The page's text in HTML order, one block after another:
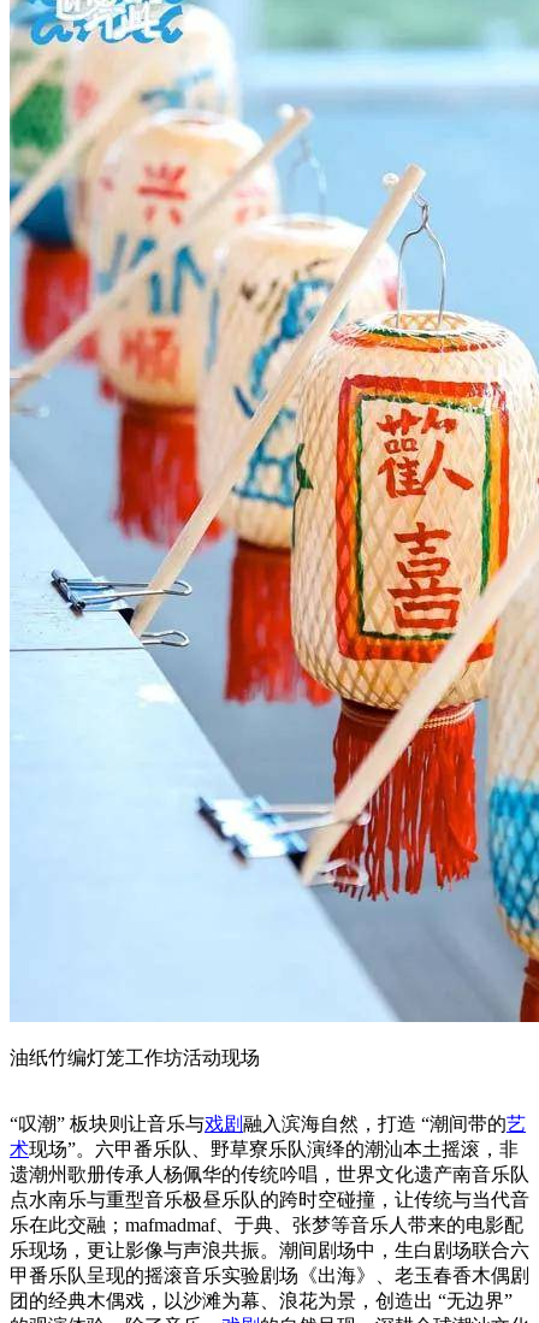
油纸竹编灯笼工作坊活动现场
“叹潮” 板块则让音乐与戏剧融入滨海自然，打造 “潮间带的艺
术现场”。六甲番乐队、野草寮乐队演绎的潮汕本土摇滚，非
遗潮州歌册传承人杨佩华的传统吟唱，世界文化遗产南音乐队
点水南乐与重型音乐极昼乐队的跨时空碰撞，让传统与当代音
乐在此交融；mafmadmaf、于典、张梦等音乐人带来的电影配
乐现场，更让影像与声浪共振。潮间剧场中，生白剧场联合六
甲番乐队呈现的摇滚音乐实验剧场《出海》、老玉春香木偶剧
团的经典木偶戏，以沙滩为幕、浪花为景，创造出 “无边界”